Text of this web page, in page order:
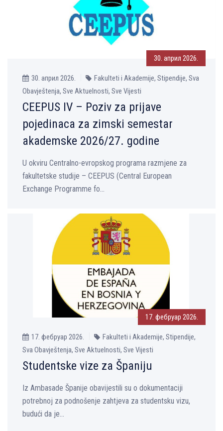
30. април 2026.
30. април 2026.
Fakulteti i Akademije, Stipendije, Sva
Obavještenja, Sve Aktuelnosti, Sve Vijesti
CEEPUS IV – Poziv za prijave
pojedinaca za zimski semestar
akademske 2026/27. godine
U okviru Centralno-evropskog programa razmjene za
fakultetske studije – CEEPUS (Central European
Exchange Programme fo...
17. фебруар 2026.
17. фебруар 2026.
Fakulteti i Akademije, Stipendije,
Sva Obavještenja, Sve Aktuelnosti, Sve Vijesti
Studentske vize za Španiju
Iz Ambasade Španije obavijestili su o dokumentaciji
potrebnoj za podnošenje zahtjeva za studentsku vizu,
budući da je...